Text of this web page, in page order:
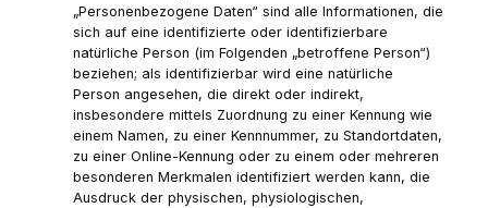
„Personenbezogene Daten“ sind alle Informationen, die
sich auf eine identifizierte oder identifizierbare
natürliche Person (im Folgenden „betroffene Person“)
beziehen; als identifizierbar wird eine natürliche
Person angesehen, die direkt oder indirekt,
insbesondere mittels Zuordnung zu einer Kennung wie
einem Namen, zu einer Kennnummer, zu Standortdaten,
zu einer Online-Kennung oder zu einem oder mehreren
besonderen Merkmalen identifiziert werden kann, die
Ausdruck der physischen, physiologischen,